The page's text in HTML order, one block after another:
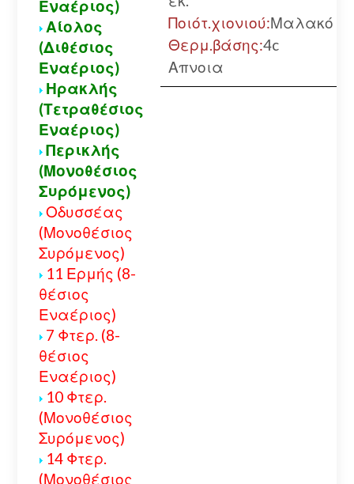
Εναέριος)
Αίολος
(Διθέσιος
Εναέριος)
Ηρακλής
(Τετραθέσιος
Εναέριος)
Περικλής
(Μονοθέσιος
Συρόμενος)
Οδυσσέας
(Μονοθέσιος
Συρόμενος)
11 Ερμής (8-
θέσιος
Εναέριος)
7 Φτερ. (8-
θέσιος
Εναέριος)
10 Φτερ.
(Μονοθέσιος
Συρόμενος)
14 Φτερ.
(Μονοθέσιος
Ποιότ.χιονιού:Μαλακό
Θερμ.βάσης:4c
Απνοια